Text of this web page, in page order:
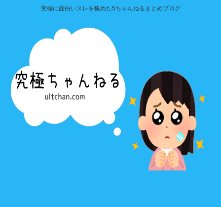
究極に面白いスレを集めた5ちゃんねるまとめブログ